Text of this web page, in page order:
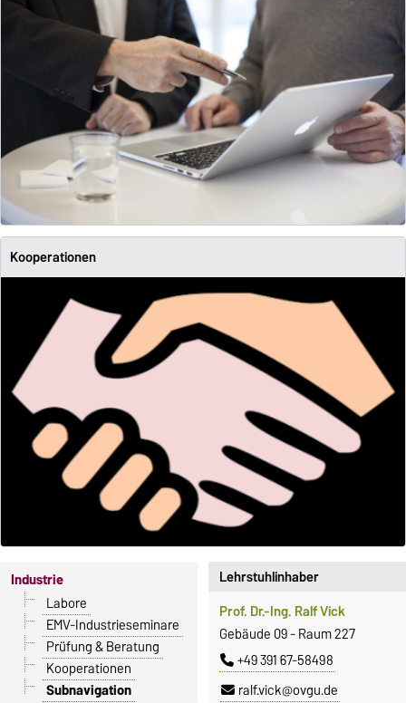
Kooperationen
Lehrstuhlinhaber
Prof. Dr.-Ing. Ralf Vick
Gebäude 09 - Raum 227
+49 391 67-58498
ralf.vick@ovgu.de
Industrie
Labore
EMV-Industrieseminare
Prüfung & Beratung
Kooperationen
Subnavigation